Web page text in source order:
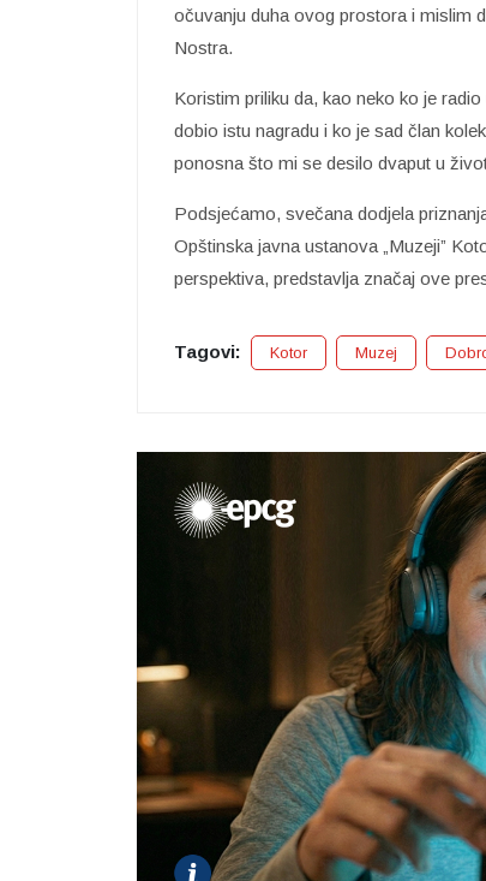
očuvanju duha ovog prostora i mislim
Nostra.
Koristim priliku da, kao neko ko je
dobio istu nagradu i ko je sad član
ponosna što mi se desilo dvaput u
Podsjećamo, svečana dodjela
Opštinska javna ustanova „Muzeji”
perspektiva, predstavlja značaj ove
Tagovi: Kotor Muzej